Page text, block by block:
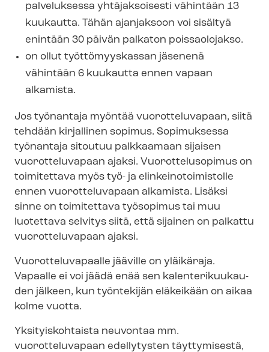
palveluksessa yhtäjaksoisesti vähintään 13
kuukautta. Tähän ajanjaksoon voi sisältyä
enintään 30 päivän palkaton poissaolojakso.
on ollut työttömyyskassan jäsenenä
vähintään 6 kuukautta ennen vapaan
alkamista.
Jos työnantaja myöntää vuorotteluvapaan, siitä
tehdään kirjallinen sopimus. Sopimuksessa
työnantaja sitoutuu palkkaamaan sijaisen
vuorotteluvapaan ajaksi. Vuorottelusopimus on
toimitettava myös työ- ja elin­kei­no­toi­mis­tol­le
ennen vuorotteluvapaan alkamista. Lisäksi
sinne on toimitettava työsopimus tai muu
luotettava selvitys siitä, että sijainen on palkattu
vuorotteluvapaan ajaksi.
Vuo­rot­te­lu­va­paal­le jääville on yläikäraja.
Vapaalle ei voi jäädä enää sen ka­len­te­ri­kuu­kau­
den jälkeen, kun työntekijän eläkeikään on aikaa
kolme vuotta.
Yksityiskohtaista neuvontaa mm.
vuorotteluvapaan edellytysten täyttymisestä,